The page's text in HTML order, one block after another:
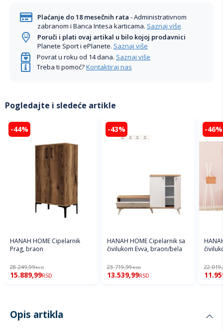
Plaćanje do 18 mesečnih rata - Administrativnom
zabranom i Banca Intesa karticama. Saznaj više
Poruči i plati ovaj artikal u bilo kojoj prodavnici
Planete Sport i ePlanete. Saznaj više
Povrat u roku od 14 dana. Saznaj više
Treba ti pomoć?Kontaktiraj nas
Pogledajte i sledeće artikle
-44%
HANAH HOME Cipelarnik
Prag, braon
28.249,99RSD
15.889,99RSD
-43%
HANAH HOME Cipelarnik sa
čivilukom Evva, braon/bela
23.719,99RSD
13.539,99RSD
-46%
Opis artikla